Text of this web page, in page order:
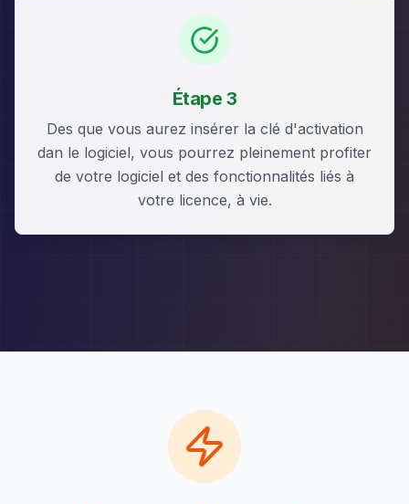
Étape 3
Des que vous aurez insérer la clé d'activation
dan le logiciel, vous pourrez pleinement profiter
de votre logiciel et des fonctionnalités liés à
votre licence, à vie.